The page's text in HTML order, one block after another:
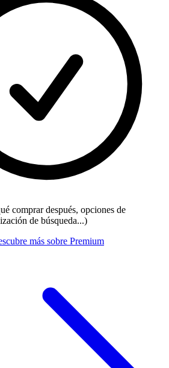
comprar después, opciones de
de búsqueda...)
más sobre Premium